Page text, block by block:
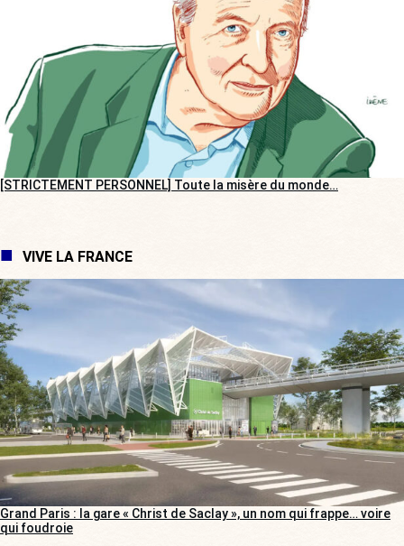
[STRICTEMENT PERSONNEL] Toute la misère du monde…
VIVE LA FRANCE
Grand Paris : la gare « Christ de Saclay », un nom qui frappe… voire
qui foudroie